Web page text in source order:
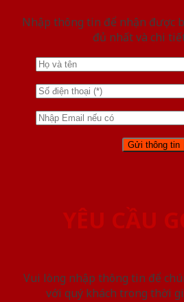
Nhập thông tin để nhận được
đủ nhất và chi
YÊU CẦU
Vui lòng nhập thông tin để
với quý khách trong thời